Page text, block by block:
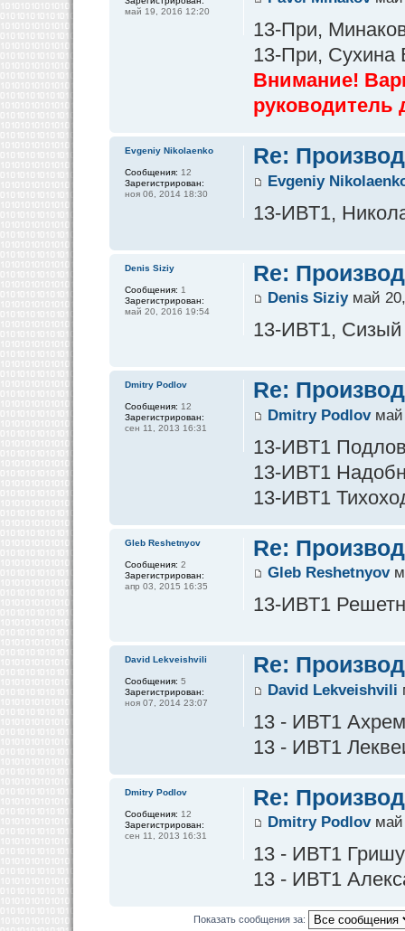
13-При,
13-При, Сухина
Внимание!
руководитель
май 19, 2016 12:20
Re:
Evgeniy
13-ИВТ1,
Evgeniy Nikolaenko
Сообщения: 12
Зарегистрирован:
ноя 06, 2014 18:30
Re:
Denis Siziyмай 20,
13-ИВТ1, Сизый
Denis Siziy
Сообщения: 1
Зарегистрирован:
май 20, 2016 19:54
Re:
Dmitry Podlovмай
13-ИВТ1
13-ИВТ1
13-ИВТ1
Dmitry Podlov
Сообщения: 12
Зарегистрирован:
сен 11, 2013 16:31
Re:
Gleb Reshetnyov
13-ИВТ1
Gleb Reshetnyov
Сообщения: 2
Зарегистрирован:
апр 03, 2015 16:35
Re:
David Lekveishvili
13 - ИВТ1
13 - ИВТ1
David Lekveishvili
Сообщения: 5
Зарегистрирован:
ноя 07, 2014 23:07
Re:
Dmitry Podlovмай
13 - ИВТ1
13 - ИВТ1
Dmitry Podlov
Сообщения: 12
Зарегистрирован:
сен 11, 2013 16:31
Показать сообщения за: